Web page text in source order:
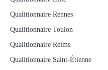
Qualitionnaire Rennes
Qualitionnaire Toulon
Qualitionnaire Reims
Qualitionnaire Saint-Étienne